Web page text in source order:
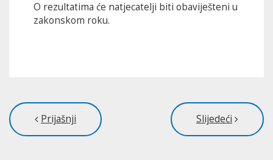
O rezultatima će natjecatelji biti obaviješteni u
zakonskom roku.
Prijašnji Slijedeći